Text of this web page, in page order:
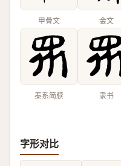
甲骨文 金文
秦系简牍 隶书
字形对比